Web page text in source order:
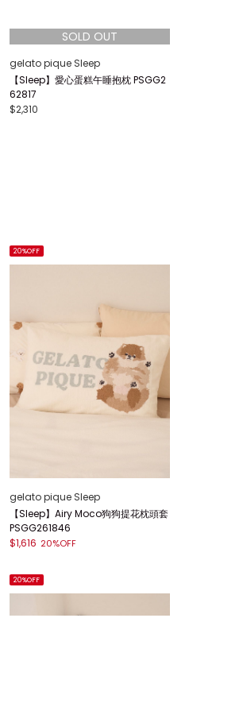
20%OFF
gelato pique Sleep
【Sleep】Airy Moco狗狗提花枕頭套
PSGG261846
$1,616 20%OFF
20%OFF